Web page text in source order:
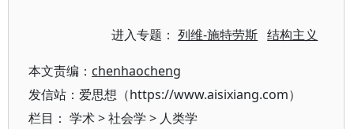
进入专题：列维-施特劳斯 结构主义
本文责编： chenhaocheng
发信站：爱思想（https://www.aisixiang.com）
栏目： 学术>社会学 > 人类学